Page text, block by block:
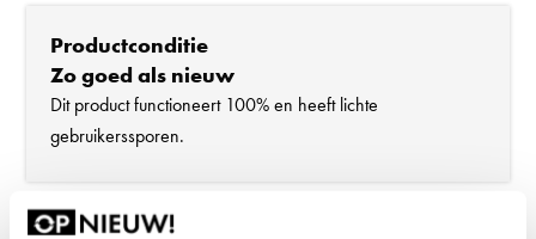
Productconditie
Zo goed als nieuw
Dit product functioneert 100% en heeft lichte
gebruikerssporen.